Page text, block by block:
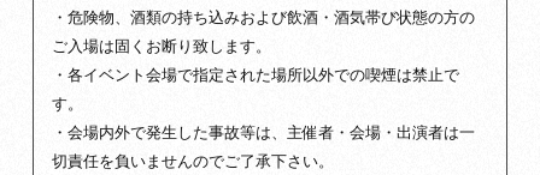
・危険物、酒類の持ち込みおよび飲酒・酒気帯び状態の方の
ご入場は固くお断り致します。
・各イベント会場で指定された場所以外での喫煙は禁止で
す。
・会場内外で発生した事故等は、主催者・会場・出演者は一
切責任を負いませんのでご了承下さい。